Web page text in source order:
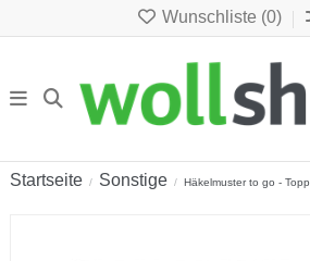
Wunschliste (0)
Startseite Sonstige Häkelmuster to go - Topp